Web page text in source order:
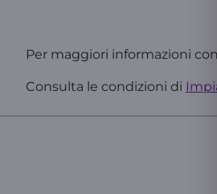
Per maggiori informazioni
Consulta le condizioni di